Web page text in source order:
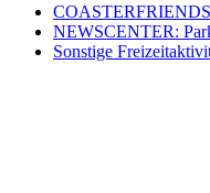
NEWSCENTER:
Sonstige